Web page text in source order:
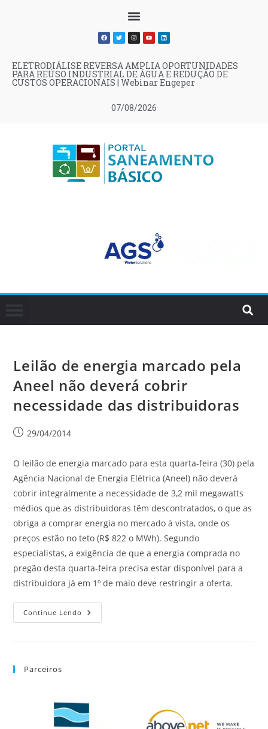
07/08/2026
ELETRODIÁLISE REVERSA AMPLIA OPORTUNIDADES
PARA REÚSO INDUSTRIAL DE ÁGUA E REDUÇÃO DE
CUSTOS OPERACIONAIS | Webinar Engeper
Leilão de energia marcado pela
Aneel não deverá cobrir
necessidade das distribuidoras
29/04/2014
O leilão de energia marcado para esta quarta-feira (30) pela
Agência Nacional de Energia Elétrica (Aneel) não deverá
cobrir integralmente a necessidade de 3,2 mil megawatts
médios que as distribuidoras têm descontratados, o que as
obriga a comprar energia no mercado à vista, onde os
preços estão no teto (R$ 822 o MWh). Segundo
especialistas, a exigência de que a energia comprada no
pregão desta quarta-feira precisa estar disponível para a
distribuidora já em 1º de maio deve restringir a oferta.
Continue Lendo
Parceiros